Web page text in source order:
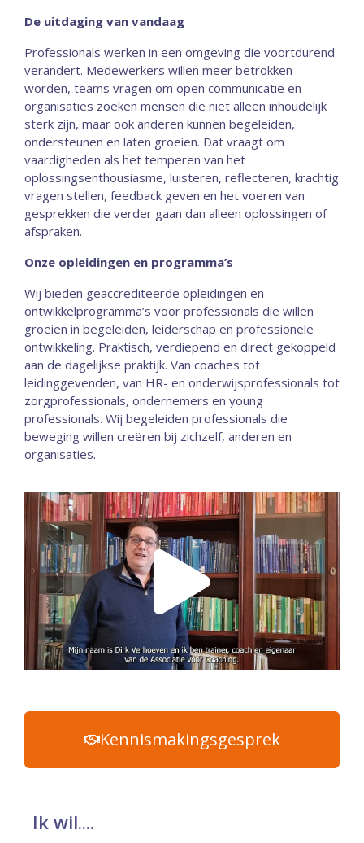
De uitdaging van vandaag
Professionals werken in een omgeving die voortdurend
verandert. Medewerkers willen meer betrokken
worden, teams vragen om open communicatie en
organisaties zoeken mensen die niet alleen inhoudelijk
sterk zijn, maar ook anderen kunnen begeleiden,
ondersteunen en laten groeien. Dat vraagt om
vaardigheden als het temperen van het
oplossingsenthousiasme, luisteren, reflecteren, krachtig
vragen stellen, feedback geven en het voeren van
gesprekken die verder gaan dan alleen oplossingen of
afspraken.
Onze opleidingen en programma’s
Wij bieden geaccrediteerde opleidingen en
ontwikkelprogramma’s voor professionals die willen
groeien in begeleiden, leiderschap en professionele
ontwikkeling. Praktisch, verdiepend en direct gekoppeld
aan de dagelijkse praktijk. Van coaches tot
leidinggevenden, van HR- en onderwijsprofessionals tot
zorgprofessionals, ondernemers en young
professionals. Wij begeleiden professionals die
beweging willen creëren bij zichzelf, anderen en
organisaties.
Kennismakingsgesprek
Ik wil....